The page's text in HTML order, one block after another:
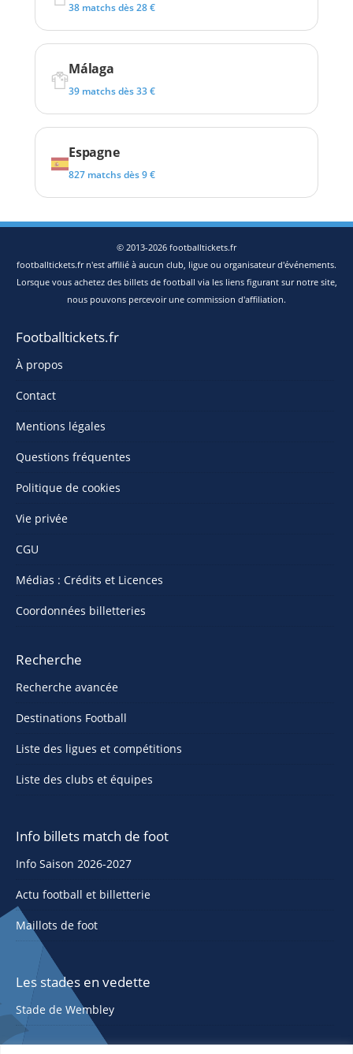
38 matchs dès 28 €
Málaga
39 matchs dès 33 €
Espagne
827 matchs dès 9 €
© 2013-2026 footballtickets.fr
footballtickets.fr n'est affilié à aucun club, ligue ou organisateur d'événements.
Lorsque vous achetez des billets de football via les liens figurant sur notre site,
nous pouvons percevoir une commission d'affiliation.
Footballtickets.fr
À propos
Contact
Mentions légales
Questions fréquentes
Politique de cookies
Vie privée
CGU
Médias : Crédits et Licences
Coordonnées billetteries
Recherche
Recherche avancée
Destinations Football
Liste des ligues et compétitions
Liste des clubs et équipes
Info billets match de foot
Info Saison 2026-2027
Actu football et billetterie
Maillots de foot
Les stades en vedette
Stade de Wembley